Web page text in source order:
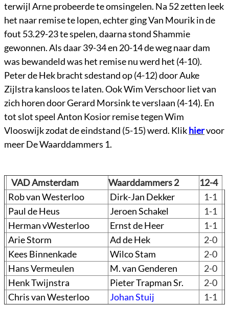
terwijl Arne probeerde te omsingelen. Na 52 zetten leek
het naar remise te lopen, echter ging Van Mourik in de
fout 53.29-23 te spelen, daarna stond Shammie
gewonnen. Als daar 39-34 en 20-14 de weg naar dam
was bewandeld was het remise nu werd het (4-10).
Peter de Hek bracht sdestand op (4-12) door Auke
Zijlstra kansloos te laten. Ook Wim Verschoor liet van
zich horen door Gerard Morsink te verslaan (4-14). En
tot slot speel Anton Kosior remise tegen Wim
Vlooswijk zodat de eindstand (5-15) werd. Klikhiervoor
meer De Waarddammers 1.
VAD Amsterdam Waarddammers 2
12-4
Rob van Westerloo
Dirk-Jan Dekker
1-1
Paul de Heus
Jeroen Schakel
1-1
Herman vWesterloo
Ernst de Heer
1-1
Arie Storm
Ad de Hek
2-0
Kees Binnenkade
Wilco Stam
2-0
Hans Vermeulen
M. van Genderen
2-0
Henk Twijnstra
Pieter Trapman Sr.
2-0
Chris van Westerloo
Johan Stuij 1-1